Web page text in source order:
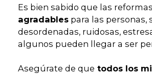
Es bien sabido que las reformas
agradables para las personas,
desordenadas, ruidosas,
algunos pueden llegar a ser
Asegúrate de que todos los